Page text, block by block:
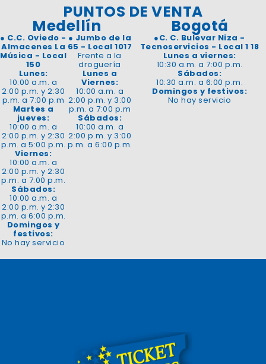
PUNTOS DE VENTA
Medellín
● C.C. Oviedo -
Almacenes La
Música - Local
150
Lunes:
10:00 a.m. a
2:00 p.m. y 2:30
p.m. a 7:00 p.m
Martes a
jueves:
10:00 a.m. a
2:00 p.m. y 2:30
p.m. a 5:00 p.m.
Viernes:
10:00 a.m. a
2:00 p.m. y 2:30
p.m. a 7:00 p.m.
Sábados:
10:00 a.m. a
2:00 p.m. y 2:30
p.m. a 6:00 p.m.
Domingos y
festivos:
No hay servicio
● Jumbo de la
65 - Local 1017
Frente a la
droguería
Lunes a
Viernes:
10:00 a.m. a
2:00 p.m. y 3:00
p.m. a 7:00 p.m
Sábados:
10:00 a.m. a
2:00 p.m. y 3:00
p.m. a 6:00 p.m.
Bogotá
●C. C. Bulevar Niza -
Tecnoservicios - Local 1 18
Lunes a viernes:
10:30 a.m. a 7:00 p.m.
Sábados:
10:30 a.m. a 6:00 p.m.
Domingos y festivos:
No hay servicio